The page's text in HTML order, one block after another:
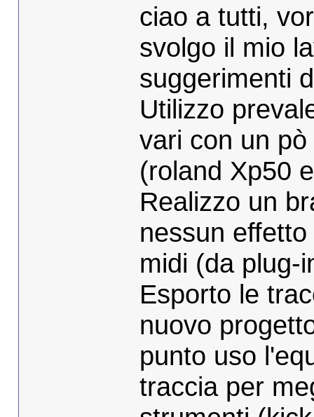
ciao a tutti,
svolgo il mio
suggerimenti
Utilizzo
vari con un
(roland Xp50
Realizzo un
nessun
midi (da plug-
Esporto le
nuovo
punto uso
traccia per